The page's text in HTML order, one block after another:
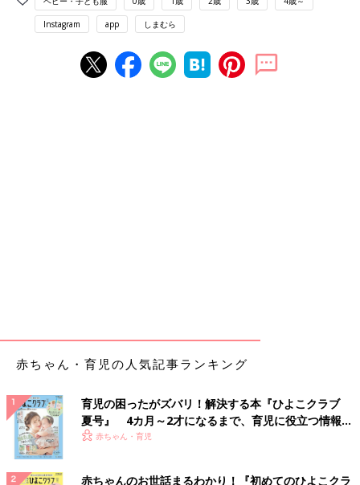
Instagram app しまむら
赤ちゃん・育児の人気記事ランキング
育児の困ったがズバリ！解決する本『ひよこクラブ
夏号』 4カ月～2才になるまで、育児に役立つ情報が
いっぱい！
赤ちゃん・育児
赤ちゃんのお世話まるわかり！『初めてのひよこクラ